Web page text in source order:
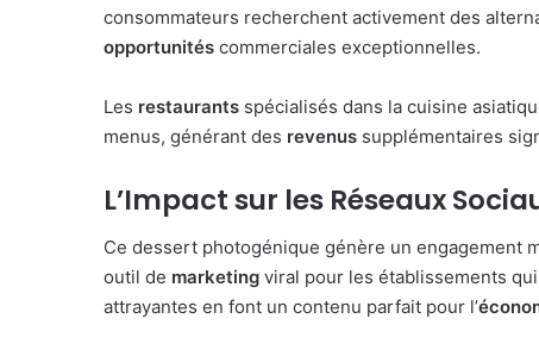
consommateurs recherchent activement des
opportunités commerciales exceptionnelles.
Les restaurants spécialisés dans la cuisine
menus, générant des revenus supplémentaires
L’Impact sur les Réseaux
Ce dessert photogénique génère un engagement
outil de marketing viral pour les établissements
attrayantes en font un contenu parfait pour l’